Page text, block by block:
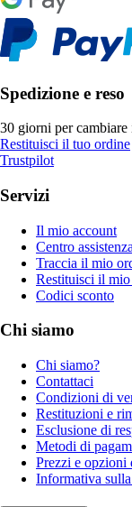
Spedizione e reso
30 giorni per cambiare
Restituisci il tuo ordine
Trustpilot
Servizi
Il mio account
Centro assistenza
Traccia il mio
Restituisci il
Codici sconto
Chi siamo
Chi siamo?
Contattaci
Condizioni di
Restituzioni e
Esclusione di
Metodi di
Prezzi e opzioni
Informativa